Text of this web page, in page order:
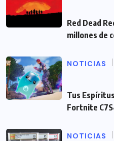
Red Dead
millones de
NOTICIAS
Tus
Fortnite
NOTICIAS